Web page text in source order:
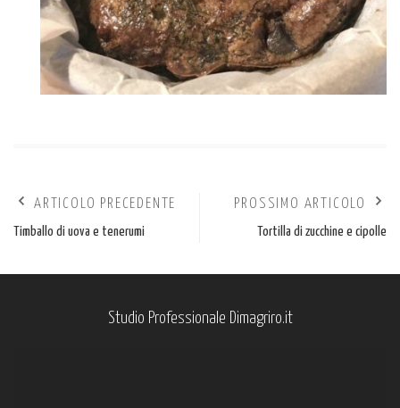
ARTICOLO PRECEDENTE
Timballo di uova e tenerumi
PROSSIMO ARTICOLO
Tortilla di zucchine e cipolle
Studio Professionale Dimagriro.it